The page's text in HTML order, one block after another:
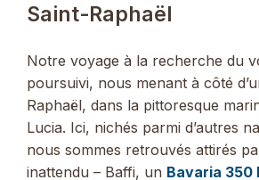
Saint-Raphaël
Notre voyage à la recherche du
poursuivi, nous menant à côté
Raphaël, dans la pittoresque
Lucia. Ici, nichés parmi d’autres
nous sommes retrouvés attirés
inattendu – Baffi, un Bavaria 350